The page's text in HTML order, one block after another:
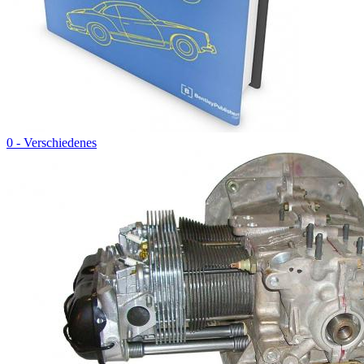
0 - Verschiedenes